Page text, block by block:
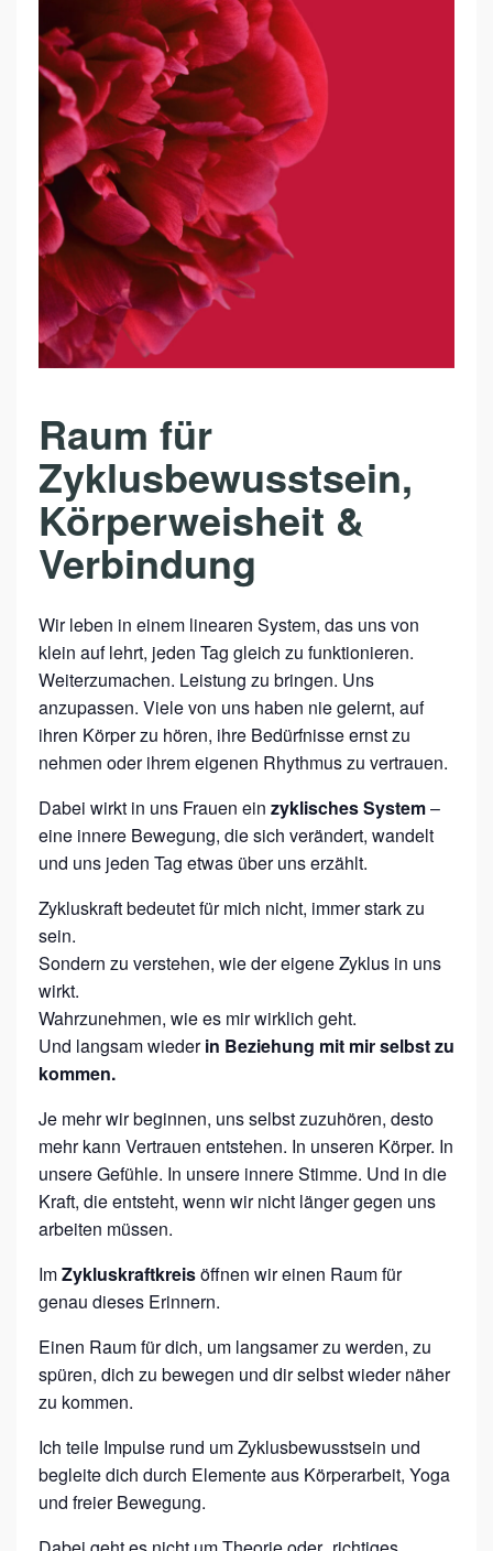
S
K
R
A
F
T
K
R
E
I
S
Raum für
Zyklusbewusstsein,
Körperweisheit &
Verbindung
Wir leben in einem linearen System, das uns von
klein auf lehrt, jeden Tag gleich zu funktionieren.
Weiterzumachen. Leistung zu bringen. Uns
anzupassen. Viele von uns haben nie gelernt, auf
ihren Körper zu hören, ihre Bedürfnisse ernst zu
nehmen oder ihrem eigenen Rhythmus zu vertrauen.
Dabei wirkt in uns Frauen ein zyklisches System–
eine innere Bewegung, die sich verändert, wandelt
und uns jeden Tag etwas über uns erzählt.
Zykluskraft bedeutet für mich nicht, immer stark zu
sein.
Sondern zu verstehen, wie der eigene Zyklus in uns
wirkt.
Wahrzunehmen, wie es mir wirklich geht.
Und langsam wiederin Beziehung mit mir selbst zu
kommen.
Je mehr wir beginnen, uns selbst zuzuhören, desto
mehr kann Vertrauen entstehen. In unseren Körper. In
unsere Gefühle. In unsere innere Stimme. Und in die
Kraft, die entsteht, wenn wir nicht länger gegen uns
arbeiten müssen.
ImZykluskraftkreisöffnen wir einen Raum für
genau dieses Erinnern.
Einen Raum für dich, um langsamer zu werden, zu
spüren, dich zu bewegen und dir selbst wieder näher
zu kommen.
Ich teile Impulse rund um Zyklusbewusstsein und
begleite dich durch Elemente aus Körperarbeit, Yoga
und freier Bewegung.